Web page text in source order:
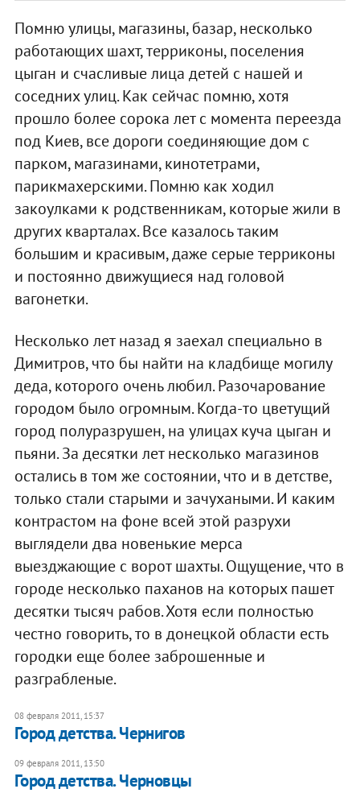
Помню улицы, магазины, базар, несколько
работающих шахт, терриконы, поселения
цыган и счасливые лица детей с нашей и
соседних улиц. Как сейчас помню, хотя
прошло более сорока лет с момента переезда
под Киев, все дороги соединяющие дом с
парком, магазинами, кинотетрами,
парикмахерскими. Помню как ходил
закоулками к родственникам, которые жили в
других кварталах. Все казалось таким
большим и красивым, даже серые терриконы
и постоянно движущиеся над головой
вагонетки.
Несколько лет назад я заехал специально в
Димитров, что бы найти на кладбище могилу
деда, которого очень любил. Разочарование
городом было огромным. Когда-то цветущий
город полуразрушен, на улицах куча цыган и
пьяни. За десятки лет несколько магазинов
остались в том же состоянии, что и в детстве,
только стали старыми и зачухаными. И каким
контрастом на фоне всей этой разрухи
выглядели два новенькие мерса
выезджающие с ворот шахты. Ощущение, что в
городе несколько паханов на которых пашет
десятки тысяч рабов. Хотя если полностью
честно говорить, то в донецкой области есть
городки еще более заброшенные и
разграбленые.
08 февраля 2011, 15:37
Город детства. Чернигов
09 февраля 2011, 13:50
Город детства. Черновцы